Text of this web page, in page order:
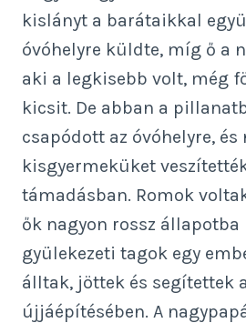
kislányt a barátaikkal
óvóhelyre küldte, míg ő a
aki a legkisebb volt, még
kicsit. De abban a
csapódott az óvóhelyre, és
kisgyermeküket
támadásban. Romok
ők nagyon rossz állapotba
gyülekezeti tagok egy
álltak, jöttek és segítettek
újjáépítésében. A